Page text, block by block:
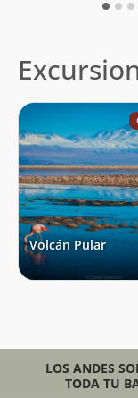
Mochilas
campamento, el
Volcán Pular
LOS ANDES
TODA TU